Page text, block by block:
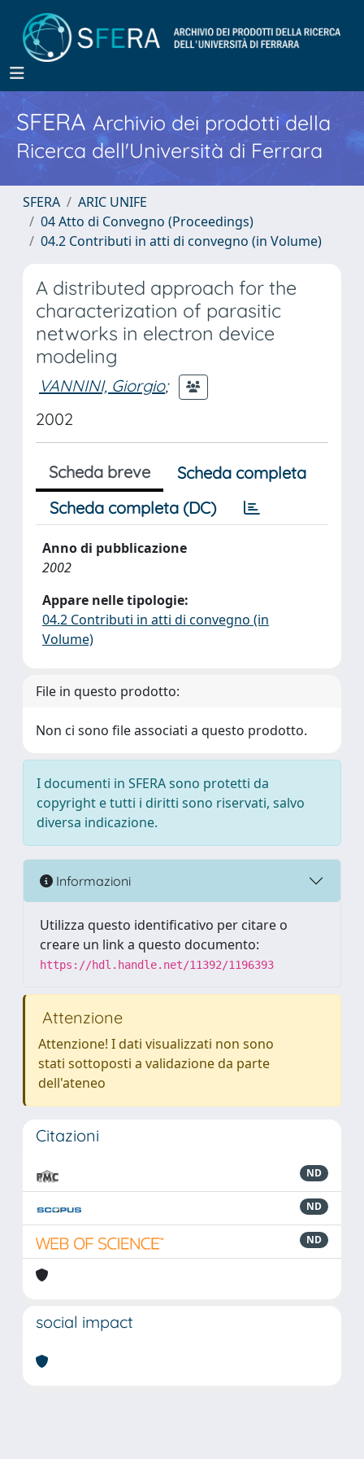
SFERA Archivio dei prodotti della
Ricerca dell'Università di Ferrara
SFERA
ARIC UNIFE
04 Atto di Convegno (Proceedings)
04.2 Contributi in atti di convegno (in Volume)
A distributed approach for the
characterization of parasitic
networks in electron device
modeling
VANNINI, Giorgio;
2002
Scheda breve
Scheda completa
Scheda completa (DC)
Anno di pubblicazione
2002
Appare nelle tipologie:
04.2 Contributi in atti di convegno (in
Volume)
File in questo prodotto:
Non ci sono file associati a questo prodotto.
I documenti in SFERA sono protetti da
copyright e tutti i diritti sono riservati, salvo
diversa indicazione.
Informazioni
Utilizza questo identificativo per citare o
creare un link a questo documento:
https://hdl.handle.net/11392/1196393
Attenzione
Attenzione! I dati visualizzati non sono
stati sottoposti a validazione da parte
dell'ateneo
Citazioni
ND
ND
ND
social impact